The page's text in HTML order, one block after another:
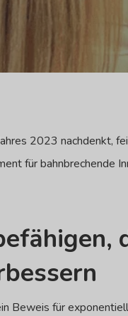
2023 nachdenkt,
für
Beweis für